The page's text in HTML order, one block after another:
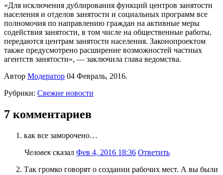
«Для исключения дублирования функций центров занятости
населения и отделов занятости и социальных программ все
полномочия по направлению граждан на активные меры
содействия занятости, в том числе на общественные работы,
передаются центрам занятости населения. Законопроектом
также предусмотрено расширение возможностей частных
агентств занятости», — заключила глава ведомства.
Автор Модератор 04 Февраль, 2016.
Рубрики: Свежие новости
7 комментариев
как все заморочено…
Человексказал Фев 4, 2016 18:36 Ответить
Так громко говорят о создании рабочих мест. А вы были